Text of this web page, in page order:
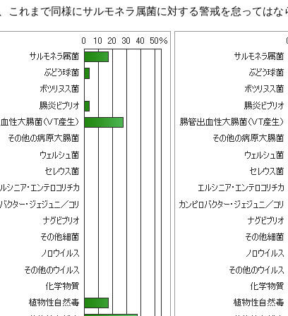
これまで同様にサルモネラ属菌に対する警戒を怠ってはな